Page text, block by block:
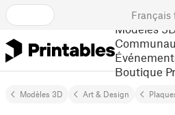
Français
Modèles
Boutique
Modèles 3D Art & Design